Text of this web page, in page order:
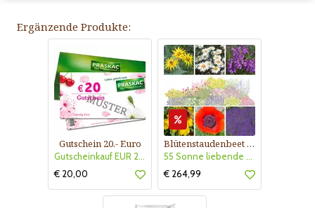
Ergänzende Produkte:
Gutschein 20.- Euro
Gutscheinkauf EUR 20.-
€ 20,00
Blütenstaudenbeet Kollektion Nr. 504
55 Sonne liebende Stauden für 6 m² Beet mit Pflanzplan
€ 264,99